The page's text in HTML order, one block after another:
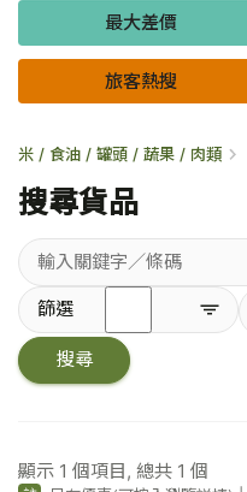
低鹽/無鹽/低糖/無糖食品
最大差價
旅客熱搜
米 / 食油 / 罐頭 / 蔬果 / 肉類
搜尋貨品
輸
入
關
鍵
字
篩選
搜尋
顯示 1 個項目, 總共 1 個